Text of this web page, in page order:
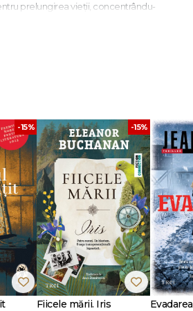
prelungirea vieții, concentrându-
și deschide calea către un
bazându-se pe cele mai
-15% -15%
Fiicele mării. Iris Evadarea